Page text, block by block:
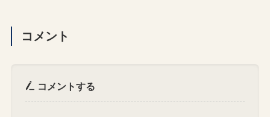
コメント
コメントする